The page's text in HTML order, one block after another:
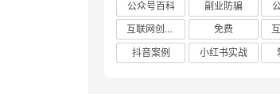
公众号百科
副业防骗
互联网创业项目
免费
抖音案例
小红书实战